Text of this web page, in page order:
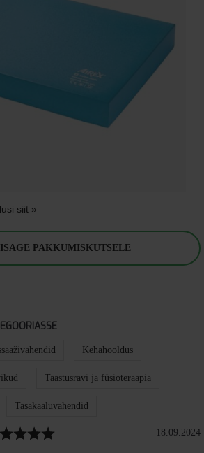
siit »
PAKKUMISKUTSELE
Kehahooldus
Taastusravi ja füsioteraapia
Tasakaaluvahendid
Hinnang: 5.0 kokku 5
Kuupäev:
18.09.2024